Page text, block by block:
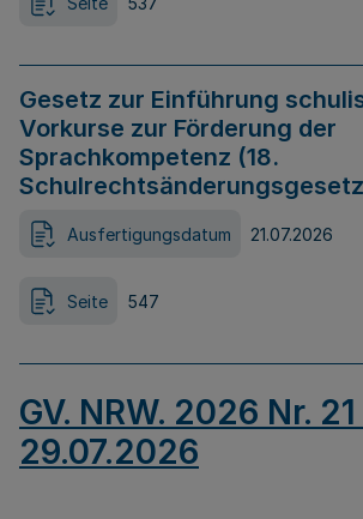
Gesetz zur Einführung
Vorkurse zur Förderung der
Sprachkompetenz (18.
Ausfertigungsdatum 21.07.2026
Seite 547
GV. NRW. 2026 Nr.
29.07.2026